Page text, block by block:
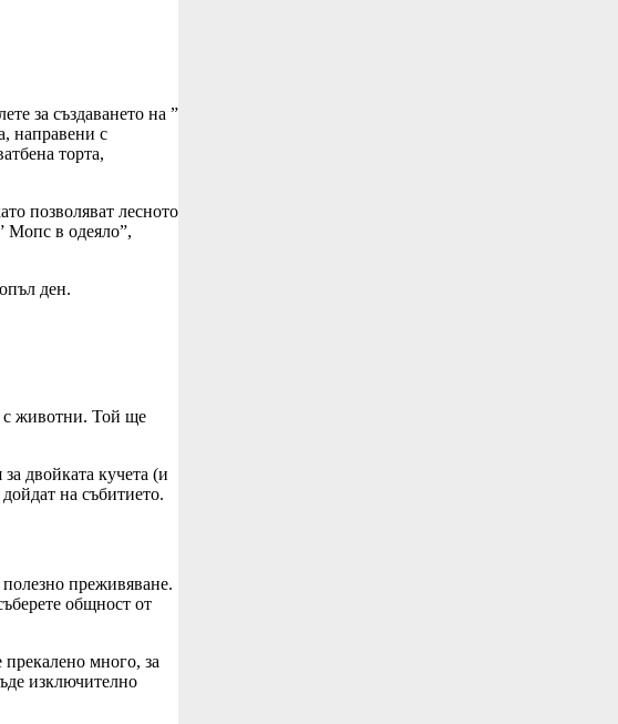
за създаването на ”
направени с
торта,
позволяват лесното
Мопс в одеяло”,
ден.
с животни. Той ще
двойката кучета (и
на събитието.
преживяване.
общност от
прекалено много, за
изключително